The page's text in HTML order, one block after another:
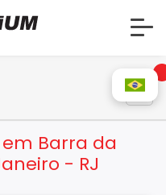
Barra da
- RJ